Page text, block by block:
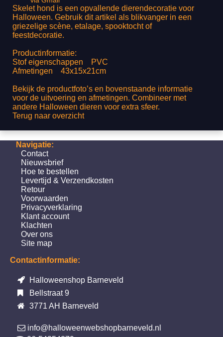
Skelet hond is een opvallende dierendecoratie voor
Halloween. Gebruik dit artikel als blikvanger in een
griezelige scène, etalage, spooktocht of
feestdecoratie.
Productinformatie:
Stof eigenschappen PVC
Afmetingen 43x15x21cm
Bekijk de productfoto’s en bovenstaande informatie
voor de uitvoering en afmetingen. Combineer met
andere Halloween dieren voor extra sfeer.
Terug naar overzicht
Navigatie:
Contact
Nieuwsbrief
Hoe te bestellen
Levertijd & Verzendkosten
Retour
Voorwaarden
Privacyverklaring
Klant account
Klachten
Over ons
Site map
Contactinformatie:
Halloweenshop Barneveld
Bellstraat 9
3771 AH Barneveld
info@halloweenwebshopbarneveld.nl